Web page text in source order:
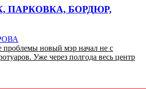
ПАРКОВКА, БОРДЮР,
проблемы новый мэр начал не с
Уже через полгода весь центр